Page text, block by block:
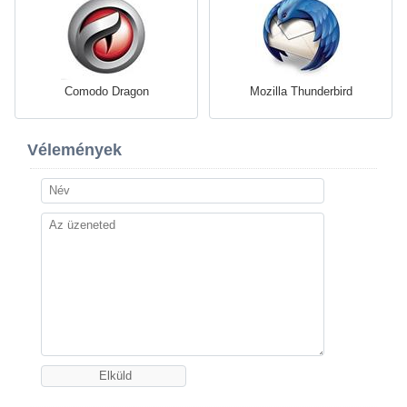
Comodo Dragon Mozilla Thunderbird
Vélemények